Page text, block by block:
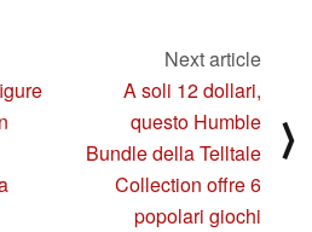
Next article
A soli 12 dollari,
questo Humble
Bundle della Telltale
Collection offre 6
popolari giochi
⟩